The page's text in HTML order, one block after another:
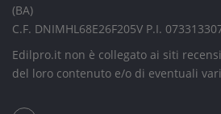
(BA)
C.F. DNIMHL68E26F205V P.I.
Edilpro.it non è collegato ai siti
del loro contenuto e/o di eventuali